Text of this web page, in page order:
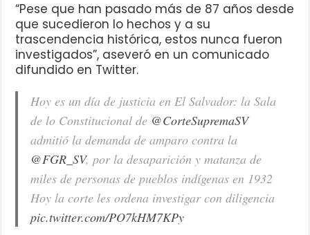
“Pese que han pasado más de 87 años desde
que sucedieron lo hechos y a su
trascendencia histórica, estos nunca fueron
investigados”, aseveró en un comunicado
difundido en Twitter.
Hoy es un día de justicia en El Salvador: la Sala
de lo Constitucional de @CorteSupremaSV
admitió la demanda de amparo contra la
@FGR_SV, por la desaparición y matanza de
miles de personas de pueblos indígenas en 1932
Hoy la corte les ordena investigar con diligencia
pic.twitter.com/PO7kHM7KPy